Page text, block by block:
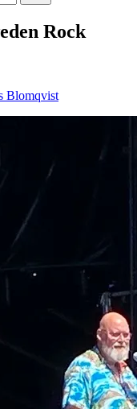
Rock
Blomqvist